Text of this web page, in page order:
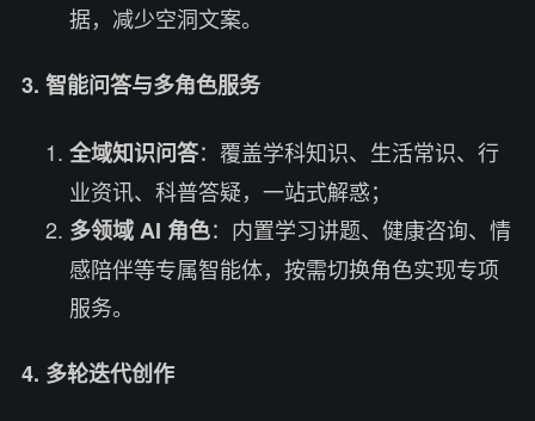
据，减少空洞文案。
3. 智能问答与多角色服务
全域知识问答：覆盖学科知识、生活常识、行
业资讯、科普答疑，一站式解惑；
多领域 AI 角色：内置学习讲题、健康咨询、情
感陪伴等专属智能体，按需切换角色实现专项
服务。
4. 多轮迭代创作